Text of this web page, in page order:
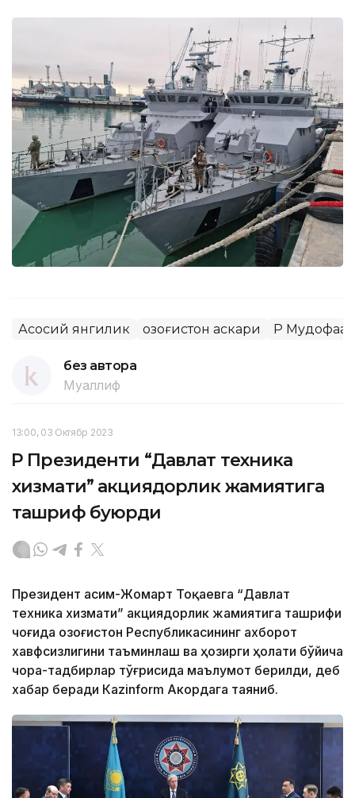
Асосий янгилик Қозоғистон аскари ҚР Мудофаа
без автора
Муаллиф
13:00, 03 Октябр 2023
ҚР Президенти “Давлат техника
хизмати” акциядорлик жамиятига
ташриф буюрди
Президент Қасим-Жомарт Тоқаевга “Давлат
техника хизмати” акциядорлик жамиятига ташрифи
чоғида Қозоғистон Республикасининг ахборот
хавфсизлигини таъминлаш ва ҳозирги ҳолати бўйича
чора-тадбирлар тўғрисида маълумот берилди, деб
хабар беради Каzinform Акордага таяниб.